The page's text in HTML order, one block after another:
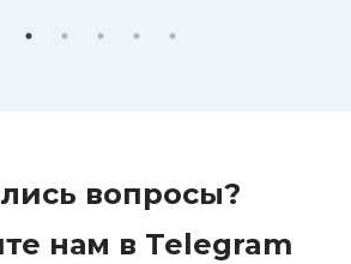
вопросы?
нам в Telegram